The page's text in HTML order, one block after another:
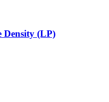
Density (LP)